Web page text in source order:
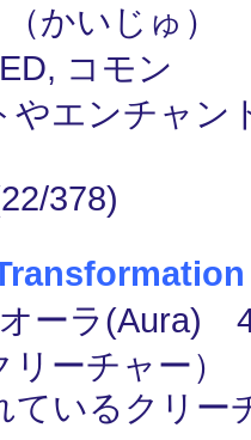
（かいじゅ）
コモン
やエンチャン
378)
ーラ(Aura)
ーチャー）
ているクリー